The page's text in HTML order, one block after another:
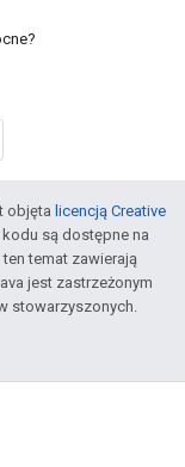
objęta licencją Creative
są dostępne na
temat zawierają
jest zastrzeżonym
stowarzyszonych.